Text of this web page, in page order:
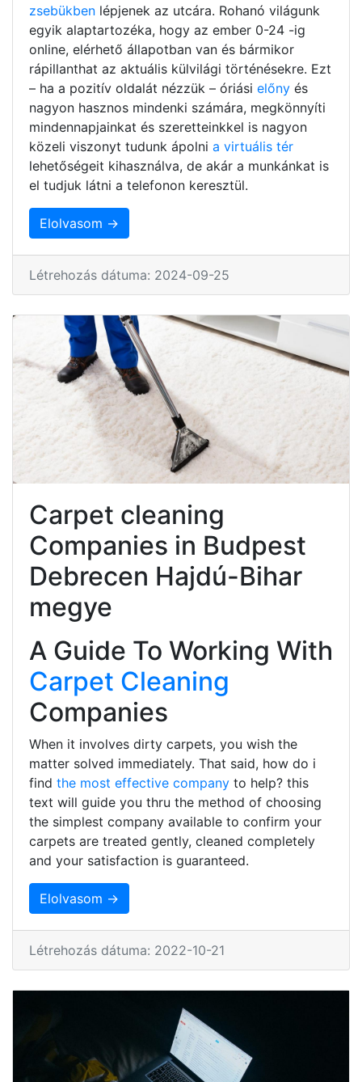
zsebükben lépjenek az utcára. Rohanó világunk
egyik alaptartozéka, hogy az ember 0-24 -ig
online, elérhető állapotban van és bármikor
rápillanthat az aktuális külvilági történésekre. Ezt
– ha a pozitív oldalát nézzük – óriási előny és
nagyon hasznos mindenki számára, megkönnyíti
mindennapjainkat és szeretteinkkel is nagyon
közeli viszonyt tudunk ápolni a virtuális tér
lehetőségeit kihasználva, de akár a munkánkat is
el tudjuk látni a telefonon keresztül.
Elolvasom →
Létrehozás dátuma: 2024-09-25
Carpet cleaning
Companies in Budpest
Debrecen Hajdú-Bihar
megye
A Guide To Working With
Carpet Cleaning
Companies
When it involves dirty carpets, you wish the
matter solved immediately. That said, how do i
find the most effective company to help? this
text will guide you thru the method of choosing
the simplest company available to confirm your
carpets are treated gently, cleaned completely
and your satisfaction is guaranteed.
Elolvasom →
Létrehozás dátuma: 2022-10-21